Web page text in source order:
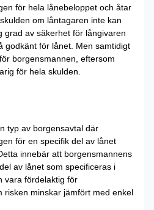
för hela lånebeloppet och åtar
om låntagaren inte kan
grad av säkerhet för långivaren
godkänt för lånet. Men samtidigt
borgensmannen, eftersom
för hela skulden.
typ av borgensavtal där
för en specifik del av lånet
innebär att borgensmannens
av lånet som specificeras i
vara fördelaktig för
risken minskar jämfört med enkel